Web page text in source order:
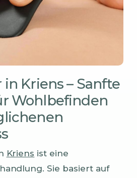
Kriens – Sanfte
Wohlbefinden
Kriens ist eine
Sie basiert auf